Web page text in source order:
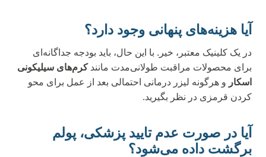
آیا هزینه‌های پنهانی وجود دارد؟
در یک کلینیک معتبر، خیر. با این حال، باید بودجه جداگانه‌ای
برای محصولات مراقبت طولانی‌مدت مانندکرم‌های سیلیکونی
اسکار و هرگونه لیزر درمانی احتمالی بعد از عمل برای محو
کردن قرمزی در نظر بگیرید.
آیا در صورت عدم تایید پزشکی، پولم
برگشت داده می‌شود؟